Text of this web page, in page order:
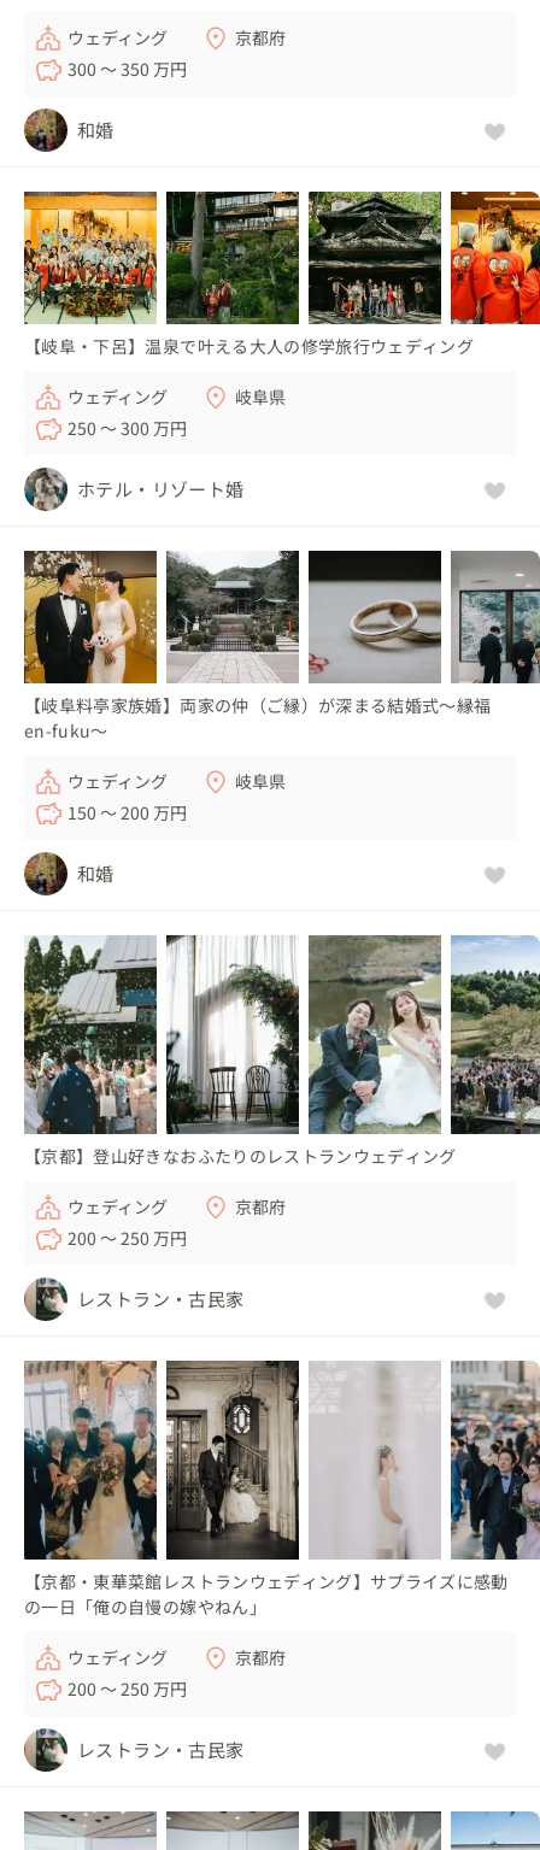
ウェディング
京都府
300 〜 350 万円
和婚
【岐阜・下呂】温泉で叶える大人の修学旅行ウェディング
ウェディング
岐阜県
250 〜 300 万円
ホテル・リゾート婚
【岐阜料亭家族婚】両家の仲（ご縁）が深まる結婚式〜縁福
en-fuku〜
ウェディング
岐阜県
150 〜 200 万円
和婚
【京都】登山好きなおふたりのレストランウェディング
ウェディング
京都府
200 〜 250 万円
レストラン・古民家
【京都・東華菜館レストランウェディング】サプライズに感動
の一日「俺の自慢の嫁やねん」
ウェディング
京都府
200 〜 250 万円
レストラン・古民家